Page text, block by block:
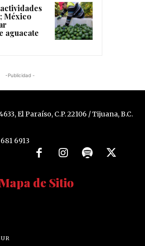
México
aguacate
-Publicidad -
El Paraíso, C.P. 22106 / Tijuana, B.C.
6913
de Sitio